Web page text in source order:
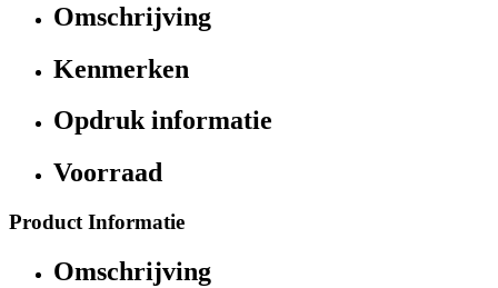
Omschrijving
Kenmerken
Opdruk informatie
Voorraad
Product Informatie
Omschrijving